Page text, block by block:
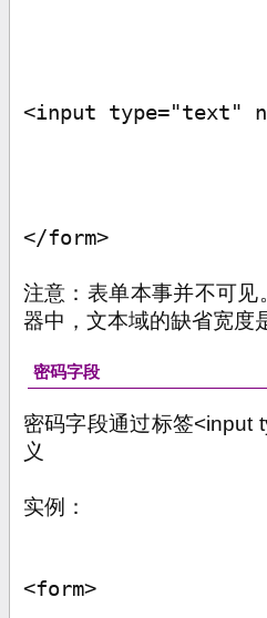
<input type="text"
</form>
注意：表单本事并不可
器中，文本域的缺省宽度
密码字段
密码字段通过标签<input
义
实例：
<form>